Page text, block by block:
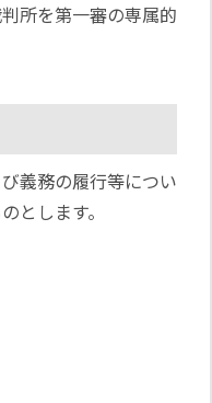
所を第一審の専属的
義務の履行等につい
とします。